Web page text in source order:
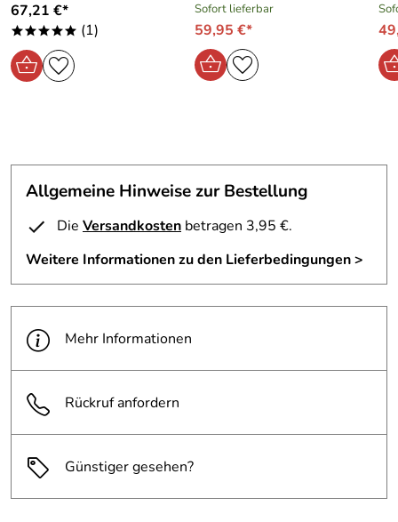
67,21 €*
***** (1)
Sofort lieferbar
59,95 €*
Allgemeine Hinweise zur Bestellung
Die Versandkosten betragen 3,95 €.
Weitere Informationen zu den Lieferbedingungen >
Mehr Informationen
Rückruf anfordern
Günstiger gesehen?